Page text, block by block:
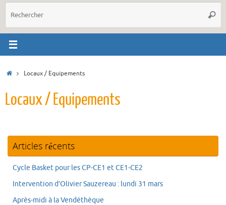
AccueilLocaux / Equipements
Locaux / Equipements
Articles récents
Cycle Basket pour les CP-CE1 et CE1-CE2
Intervention d’Olivier Sauzereau : lundi 31 mars
Après-midi à la Vendéthèque